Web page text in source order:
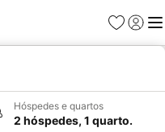
Favoritos
Iniciar
Hóspedes e quartos
2 hóspedes, 1 quarto.